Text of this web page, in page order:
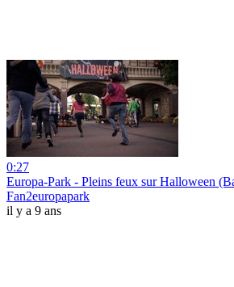
0:27
Europa-Park - Pleins feux sur Halloween
Fan2europapark
il y a 9 ans